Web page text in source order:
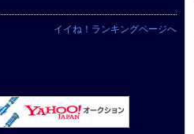
イイね！ランキングページへ